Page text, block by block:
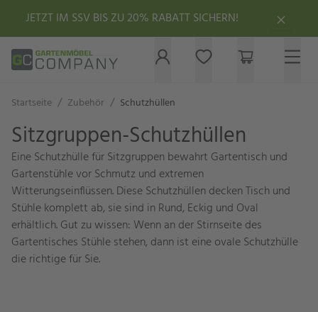
JETZT IM SSV BIS ZU 20% RABATT SICHERN!
Startseite / Zubehör / Schutzhüllen
Sitzgruppen-Schutzhüllen
Eine Schutzhülle für Sitzgruppen bewahrt Gartentisch und
Gartenstühle vor Schmutz und extremen
Witterungseinflüssen. Diese Schutzhüllen decken Tisch und
Stühle komplett ab, sie sind in Rund, Eckig und Oval
erhältlich. Gut zu wissen: Wenn an der Stirnseite des
Gartentisches Stühle stehen, dann ist eine ovale Schutzhülle
die richtige für Sie.